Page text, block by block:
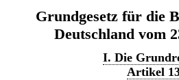
Grundgesetz für die
Deutschland vom
I. Die
Artikel